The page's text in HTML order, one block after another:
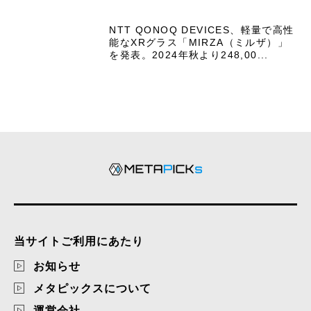
NTT QONOQ DEVICES、軽量で高性
能なXRグラス「MIRZA（ミルザ）」
を発表。2024年秋より248,00...
当サイトご利用にあたり
お知らせ
メタピックスについて